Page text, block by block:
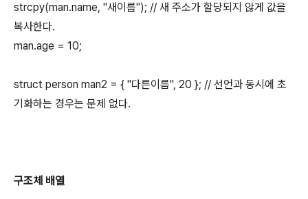
strcpy(man.name, "새이름"); // 새 주소가 할당되지 않게 값을
복사한다.
man.age = 10;
struct person man2 = { "다른이름", 20 }; // 선언과 동시에 초
기화하는 경우는 문제 없다.
구조체 배열